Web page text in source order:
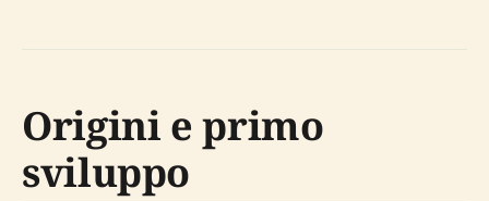
Origini e primo
sviluppo